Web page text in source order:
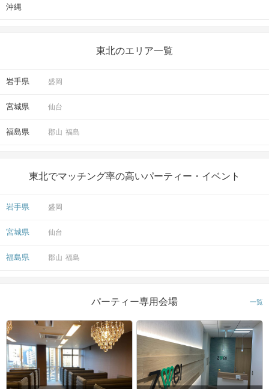
会場
沖縄
東北のエリア一覧
岩手県 盛岡
宮城県 仙台
福島県 郡山 福島
東北でマッチング率の高いパーティー・イベント
岩手県 盛岡
宮城県 仙台
福島県 郡山 福島
パーティー専用会場 一覧